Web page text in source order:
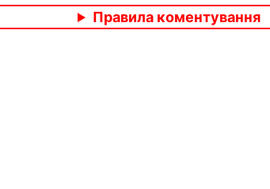
Правила коментування